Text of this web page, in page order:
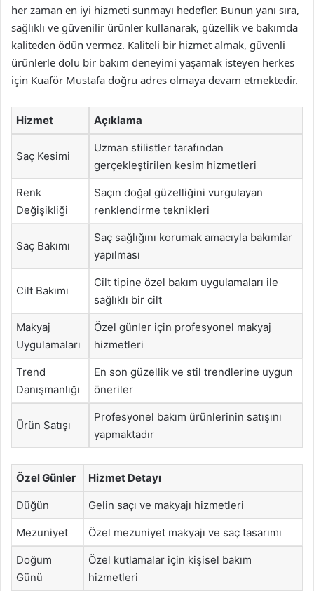
her zaman en iyi hizmeti sunmayı hedefler. Bunun yanı sıra,
sağlıklı ve güvenilir ürünler kullanarak, güzellik ve bakımda
kaliteden ödün vermez. Kaliteli bir hizmet almak, güvenli
ürünlerle dolu bir bakım deneyimi yaşamak isteyen herkes
için Kuaför Mustafa doğru adres olmaya devam etmektedir.
Hizmet Açıklama
Saç Kesimi
Uzman stilistler tarafından
gerçekleştirilen kesim hizmetleri
Renk
Değişikliği
Saçın doğal güzelliğini vurgulayan
renklendirme teknikleri
Saç Bakımı
Saç sağlığını korumak amacıyla bakımlar
yapılması
Cilt Bakımı
Cilt tipine özel bakım uygulamaları ile
sağlıklı bir cilt
Makyaj
Uygulamaları
Özel günler için profesyonel makyaj
hizmetleri
Trend
Danışmanlığı
En son güzellik ve stil trendlerine uygun
öneriler
Ürün Satışı
Profesyonel bakım ürünlerinin satışını
yapmaktadır
Özel Günler Hizmet Detayı
Düğün Gelin saçı ve makyajı hizmetleri
Mezuniyet Özel mezuniyet makyajı ve saç tasarımı
Doğum
Günü
Özel kutlamalar için kişisel bakım
hizmetleri